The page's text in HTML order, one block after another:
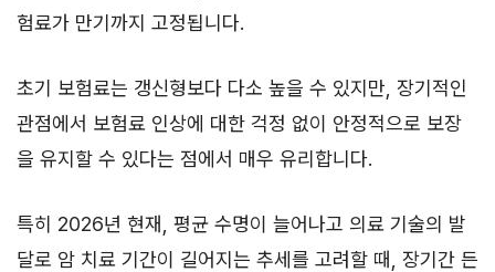
험료가 만기까지 고정됩니다.
초기 보험료는 갱신형보다 다소 높을 수 있지만, 장기적인
관점에서 보험료 인상에 대한 걱정 없이 안정적으로 보장
을 유지할 수 있다는 점에서 매우 유리합니다.
특히 2026년 현재, 평균 수명이 늘어나고 의료 기술의 발
달로 암 치료 기간이 길어지는 추세를 고려할 때, 장기간 든